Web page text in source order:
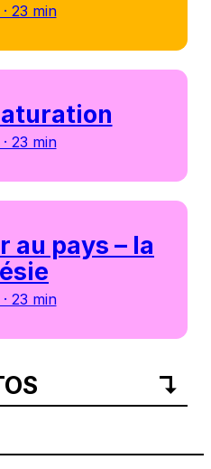
23 min
23 min
au pays – la
23 min